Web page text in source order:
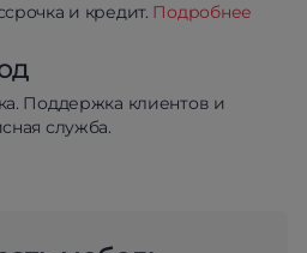
и кредит. Подробнее
Поддержка клиентов и
служба.